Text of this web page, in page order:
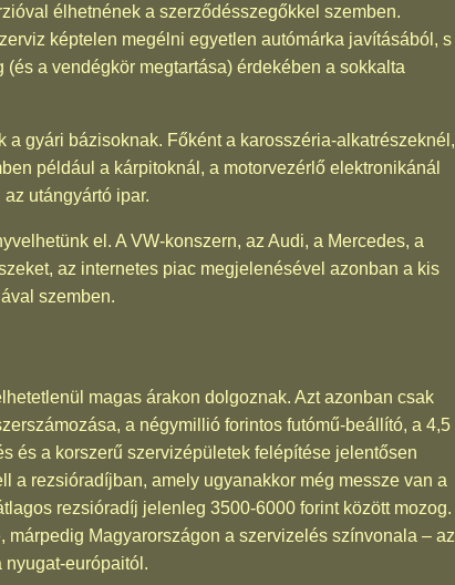
élhetnének a szerződésszegőkkel szemben.
képtelen megélni egyetlen autómárka javításából, s
a vendégkör megtartása) érdekében a sokkalta
gyári bázisoknak. Főként a karosszéria-alkatrészeknél,
például a kárpitoknál, a motorvezérlő elektronikánál
utángyártó ipar.
el. A VW-konszern, az Audi, a Mercedes, a
az internetes piac megjelenésével azonban a kis
szemben.
magas árakon dolgoznak. Azt azonban csak
a négymillió forintos futómű-beállító, a 4,5
és a korszerű szervizépületek felépítése jelentősen
a rezsióradíjban, amely ugyanakkor még messze van a
rezsióradíj jelenleg 3500-6000 forint között mozog.
Magyarországon a szervizelés színvonala – az
nyugat-európaitól.